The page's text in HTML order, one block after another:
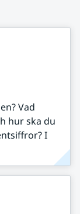
Vad
hur ska du
I